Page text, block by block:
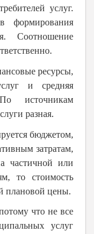
услуг.
формирования
Соотношение
ресурсы,
и средняя
источникам
разная.
бюджетом,
затратам,
частичной или
то стоимость
плановой цены.
что не все
услуг